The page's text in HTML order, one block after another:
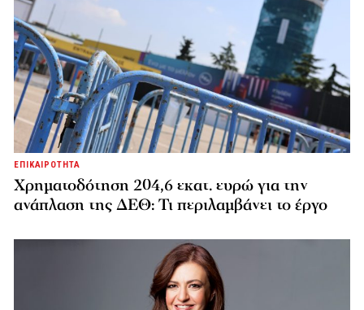
ΕΠΙΚΑΙΡΟΤΗΤΑ
Χρηματοδότηση 204,6 εκατ. ευρώ για την
ανάπλαση της ΔΕΘ: Τι περιλαμβάνει το έργο